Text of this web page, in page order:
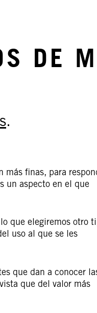
DE
.
más finas, para
un aspecto en el que
que elegiremos otro
uso al que se les
que dan a conocer
que del valor más